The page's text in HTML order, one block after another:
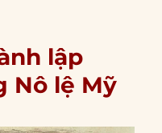
lập
Nô lệ Mỹ